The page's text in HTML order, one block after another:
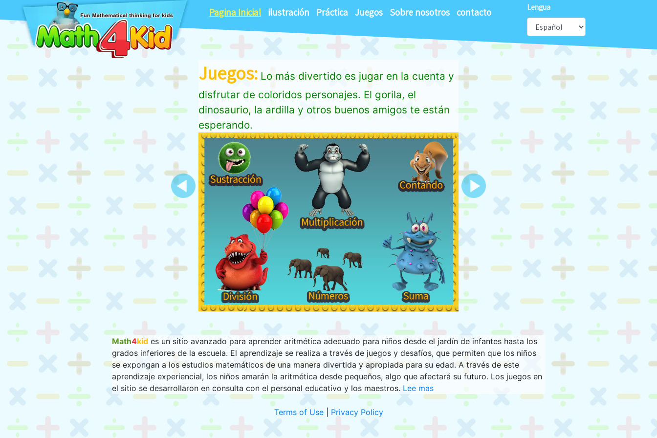
Lengua
Pagina Inicial ilustración Práctica Juegos Sobre nosotros contacto
Juegos: Lo más divertido es jugar en la cuenta y
disfrutar de coloridos personajes. El gorila, el
dinosaurio, la ardilla y otros buenos amigos te están
esperando.
Previous Next
Math4kid es un sitio avanzado para aprender aritmética adecuado para niños desde el jardín de infantes hasta los
grados inferiores de la escuela. El aprendizaje se realiza a través de juegos y desafíos, que permiten que los niños
se expongan a los estudios matemáticos de una manera divertida y apropiada para su edad. A través de este
aprendizaje experiencial, los niños amarán la aritmética desde pequeños, algo que afectará su futuro. Los juegos en
el sitio se desarrollaron en consulta con el personal educativo y los maestros. Lee mas
Terms of Use| Privacy Policy